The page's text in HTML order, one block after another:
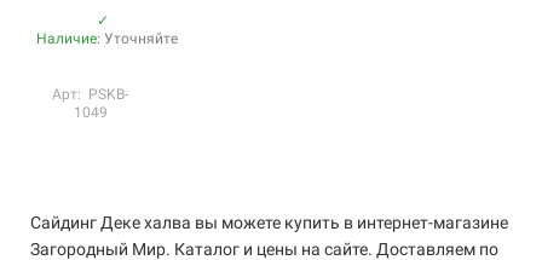
✓
Наличие: Уточняйте
Арт: PSKB-
1049
Сайдинг Деке халва вы можете купить в интернет-магазине
Загородный Мир. Каталог и цены на сайте. Доставляем по